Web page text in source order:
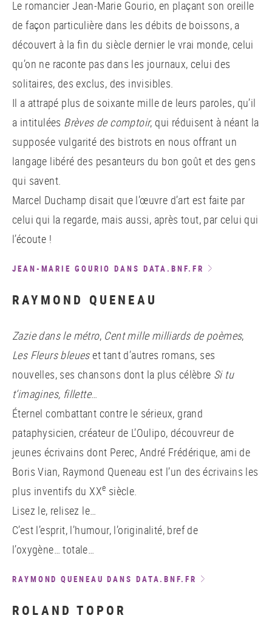
Le romancier Jean-Marie Gourio, en plaçant son oreille
de façon particulière dans les débits de boissons, a
découvert à la fin du siècle dernier le vrai monde, celui
qu’on ne raconte pas dans les journaux, celui des
solitaires, des exclus, des invisibles.
Il a attrapé plus de soixante mille de leurs paroles, qu’il
a intitulées Brèves de comptoir, qui réduisent à néant la
supposée vulgarité des bistrots en nous offrant un
langage libéré des pesanteurs du bon goût et des gens
qui savent.
Marcel Duchamp disait que l’œuvre d’art est faite par
celui qui la regarde, mais aussi, après tout, par celui qui
l’écoute !
JEAN-MARIE GOURIO DANS DATA.BNF.FR
RAYMOND QUENEAU
Zazie dans le métro, Cent mille milliards de poèmes,
Les Fleurs bleueset tant d’autres romans, ses
nouvelles, ses chansons dont la plus célèbre Si tu
t’imagines, fillette…
Éternel combattant contre le sérieux, grand
pataphysicien, créateur de L’Oulipo, découvreur de
jeunes écrivains dont Perec, André Frédérique, ami de
Boris Vian, Raymond Queneau est l’un des écrivains les
plus inventifs du XXe siècle.
Lisez le, relisez le…
C’est l’esprit, l’humour, l’originalité, bref de
l’oxygène… totale…
RAYMOND QUENEAU DANS DATA.BNF.FR
ROLAND TOPOR